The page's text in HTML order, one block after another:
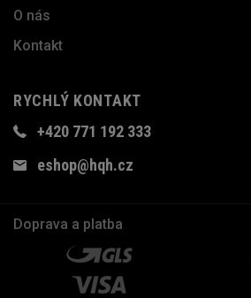
O nás
Kontakt
RYCHLÝ KONTAKT
+420 771 192 333
eshop@hqh.cz
Doprava a platba